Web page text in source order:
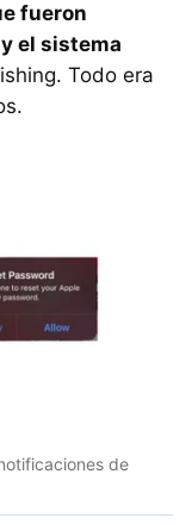
fueron
el sistema
Todo era
de